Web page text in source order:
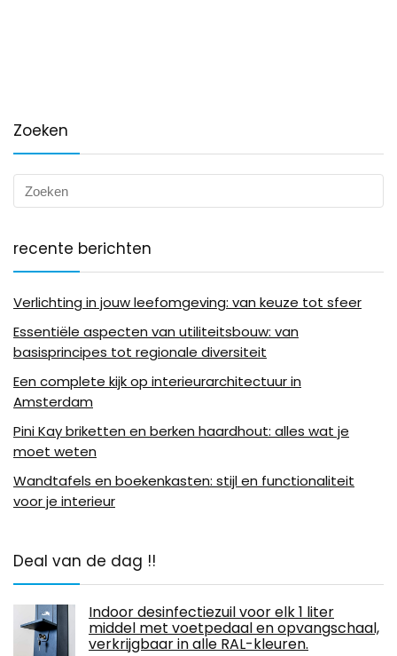
Zoeken
recente berichten
Verlichting in jouw leefomgeving: van keuze tot sfeer
Essentiële aspecten van utiliteitsbouw: van
basisprincipes tot regionale diversiteit
Een complete kijk op interieurarchitectuur in
Amsterdam
Pini Kay briketten en berken haardhout: alles wat je
moet weten
Wandtafels en boekenkasten: stijl en functionaliteit
voor je interieur
Deal van de dag !!
Indoor desinfectiezuil voor elk 1 liter
middel met voetpedaal en opvangschaal,
verkrijgbaar in alle RAL-kleuren.